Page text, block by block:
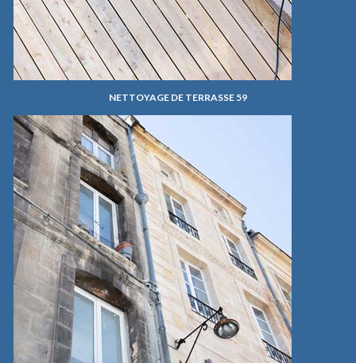
NETTOYAGE DE TERRASSE 59